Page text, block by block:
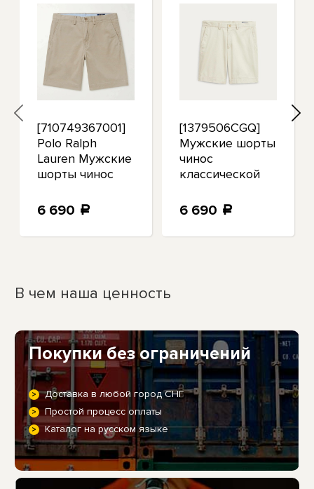
[710749367001]
Polo Ralph
Lauren Мужские
шорты чинос
посадки стрейч
6 690 a
[1379506CGQ]
Мужские шорты
чинос
классической
Ralph Lauren
6 690 a
В чем наша ценность
Покупки без ограничений
Доставка в любой город СНГ
Простой процесс оплаты
Каталог на русском языке